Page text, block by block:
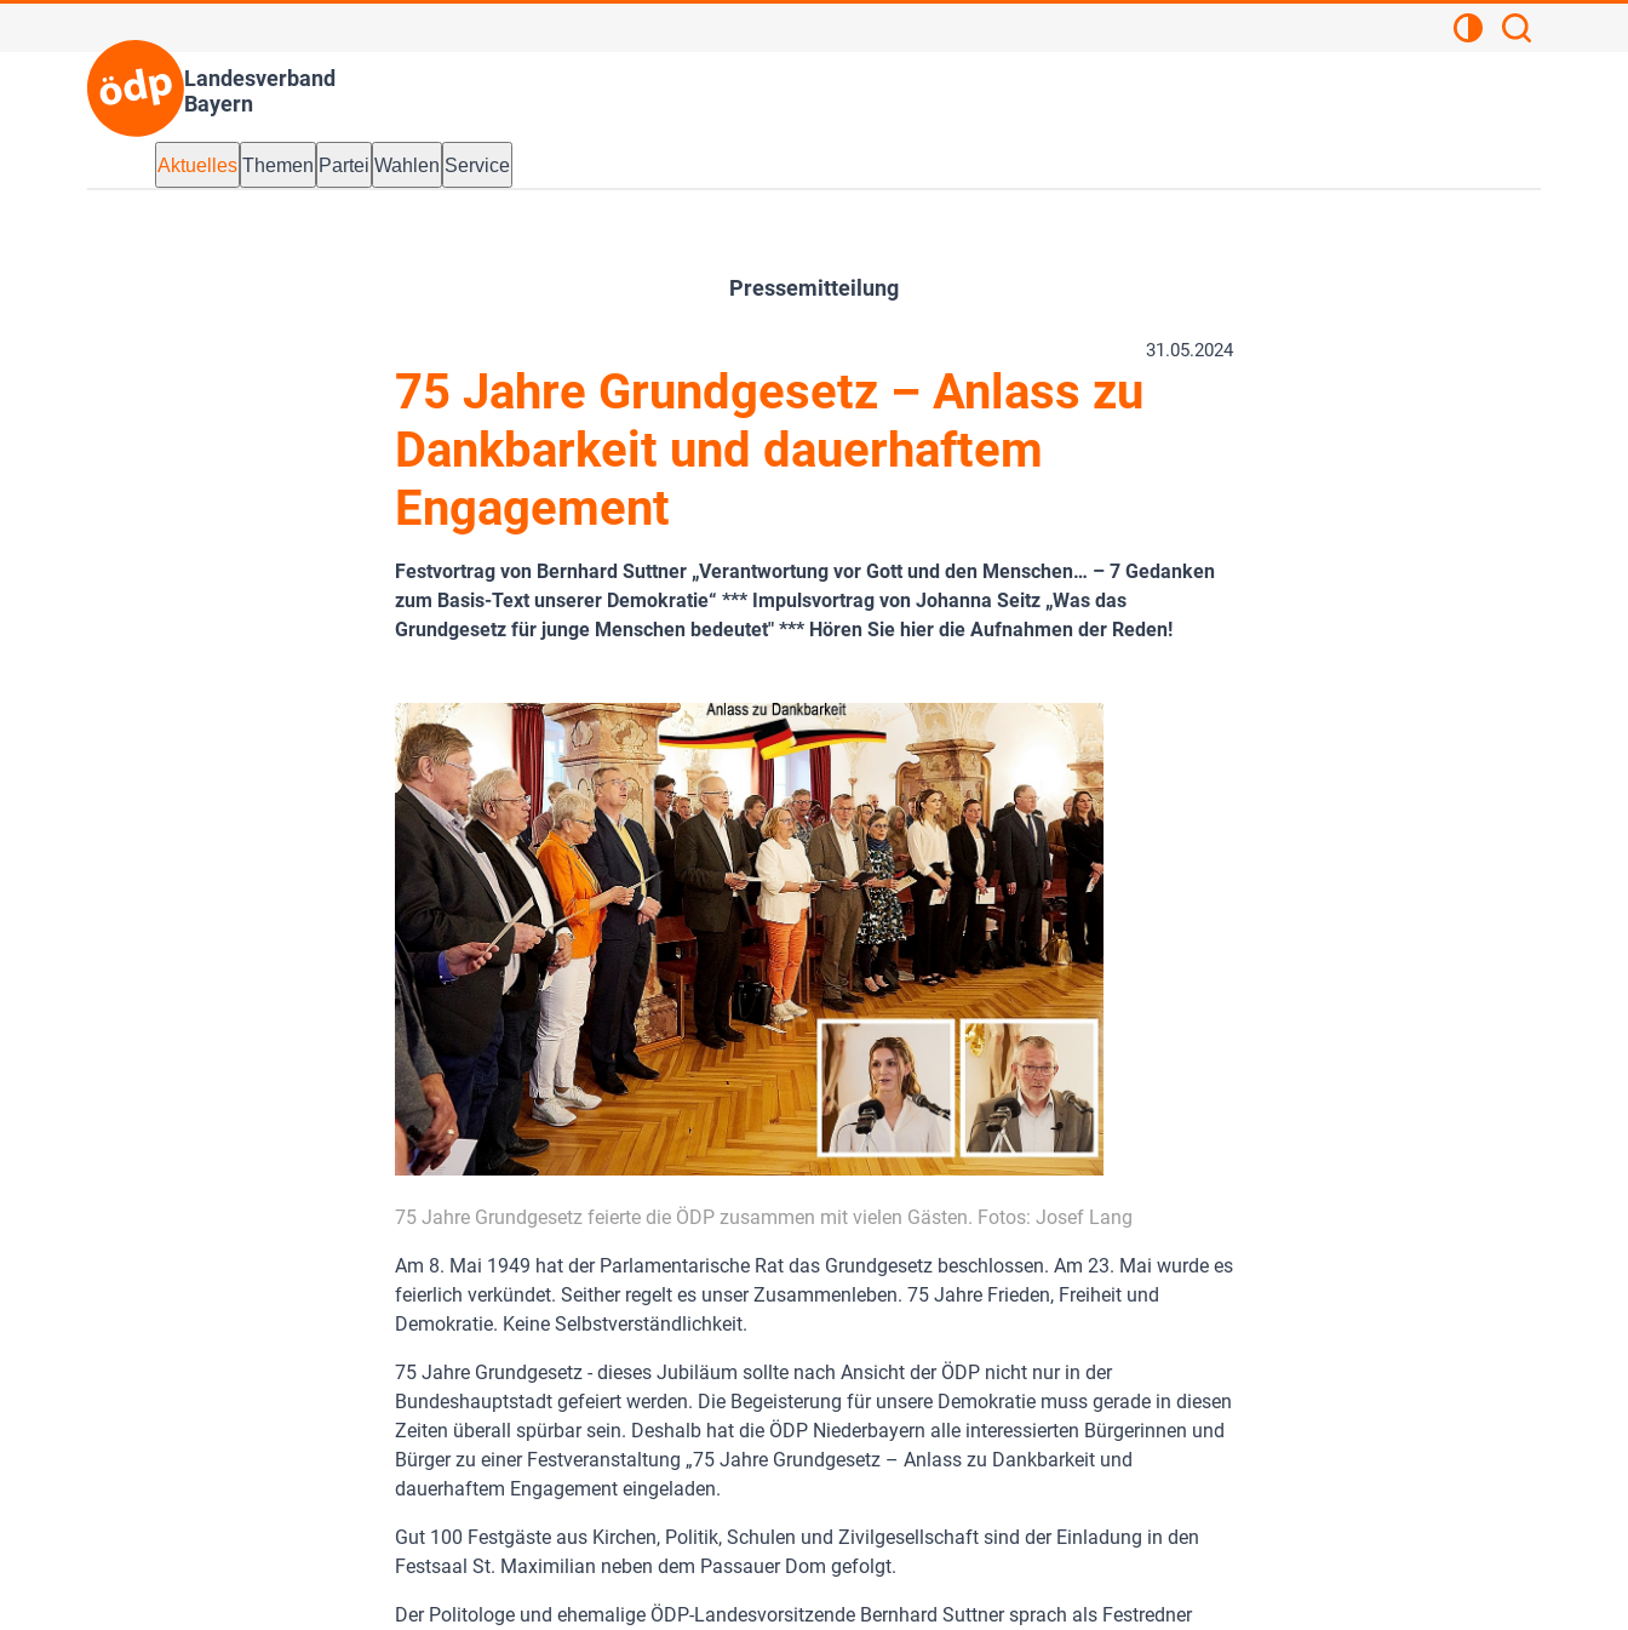
Landesverband
Bayern
Kontrastansicht
Aktuelles Themen Partei Wahlen Service
Pressemitteilung
31.05.2024
75 Jahre Grundgesetz – Anlass zu
Dankbarkeit und dauerhaftem
Engagement
Festvortrag von Bernhard Suttner „Verantwortung vor Gott und den Menschen… – 7 Gedanken
zum Basis-Text unserer Demokratie“ *** Impulsvortrag von Johanna Seitz „Was das
Grundgesetz für junge Menschen bedeutet" *** Hören Sie hier die Aufnahmen der Reden!
75 Jahre Grundgesetz feierte die ÖDP zusammen mit vielen Gästen. Fotos: Josef Lang
Am 8. Mai 1949 hat der Parlamentarische Rat das Grundgesetz beschlossen. Am 23. Mai wurde es
feierlich verkündet. Seither regelt es unser Zusammenleben. 75 Jahre Frieden, Freiheit und
Demokratie. Keine Selbstverständlichkeit.
75 Jahre Grundgesetz - dieses Jubiläum sollte nach Ansicht der ÖDP nicht nur in der
Bundeshauptstadt gefeiert werden. Die Begeisterung für unsere Demokratie muss gerade in diesen
Zeiten überall spürbar sein. Deshalb hat die ÖDP Niederbayern alle interessierten Bürgerinnen und
Bürger zu einer Festveranstaltung „75 Jahre Grundgesetz – Anlass zu Dankbarkeit und
dauerhaftem Engagement eingeladen.
Gut 100 Festgäste aus Kirchen, Politik, Schulen und Zivilgesellschaft sind der Einladung in den
Festsaal St. Maximilian neben dem Passauer Dom gefolgt.
Der Politologe und ehemalige ÖDP-Landesvorsitzende Bernhard Suttner sprach als Festredner